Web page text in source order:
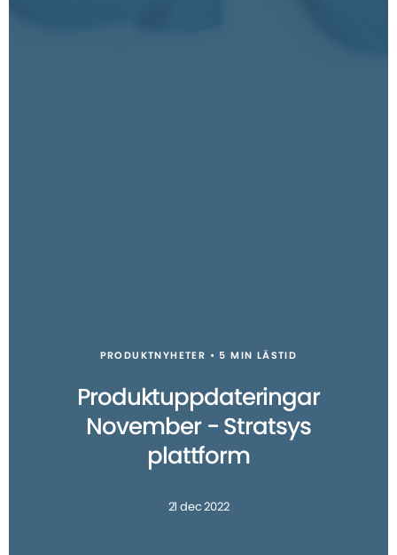
PRODUKTNYHETER • 5 MIN LÄSTID
Produktuppdateringar
November - Stratsys
plattform
21 dec 2022